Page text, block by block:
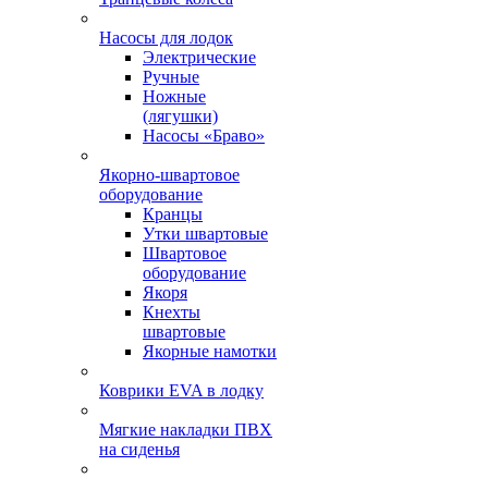
Насосы для лодок
Электрические
Ручные
Ножные
(лягушки)
Насосы «Браво»
Якорно-швартовое
оборудование
Кранцы
Утки швартовые
Швартовое
оборудование
Якоря
Кнехты
швартовые
Якорные намотки
Коврики EVA в лодку
Мягкие накладки ПВХ
на сиденья